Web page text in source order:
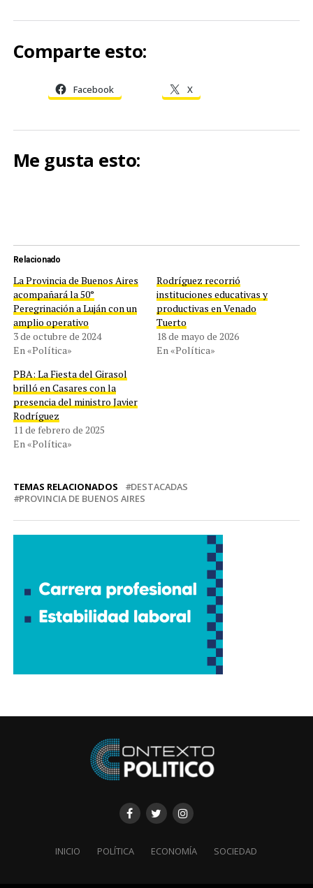
Comparte esto:
Facebook X
Me gusta esto:
Relacionado
La Provincia de Buenos Aires
acompañará la 50°
Peregrinación a Luján con un
amplio operativo
3 de octubre de 2024
En «Política»
Rodríguez recorrió
instituciones educativas y
productivas en Venado
Tuerto
18 de mayo de 2026
En «Política»
PBA: La Fiesta del Girasol
brilló en Casares con la
presencia del ministro Javier
Rodríguez
11 de febrero de 2025
En «Política»
TEMAS RELACIONADOS
DESTACADAS
PROVINCIA DE BUENOS AIRES
INICIO POLÍTICA ECONOMÍA SOCIEDAD